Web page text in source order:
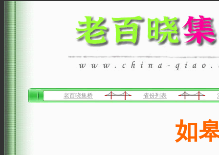
老百晓集桥 省份列表
如